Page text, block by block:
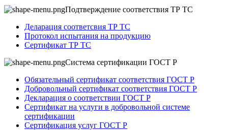
Подтверждение соответствия ТР ТС
Деларация соответсвия ТР ТС
Протокол испытания на продукцию
Сертификат ТР ТС
Система сертификации ГОСТ Р
Обязательный сертификат соответствия ГОСТ Р
Добровольный сертификат соответствия ГОСТ Р
Декларация о соответствии ГОСТ Р
Сертификат на услуги в добровольной системе
сертификации
Сертификация услуг ГОСТ Р